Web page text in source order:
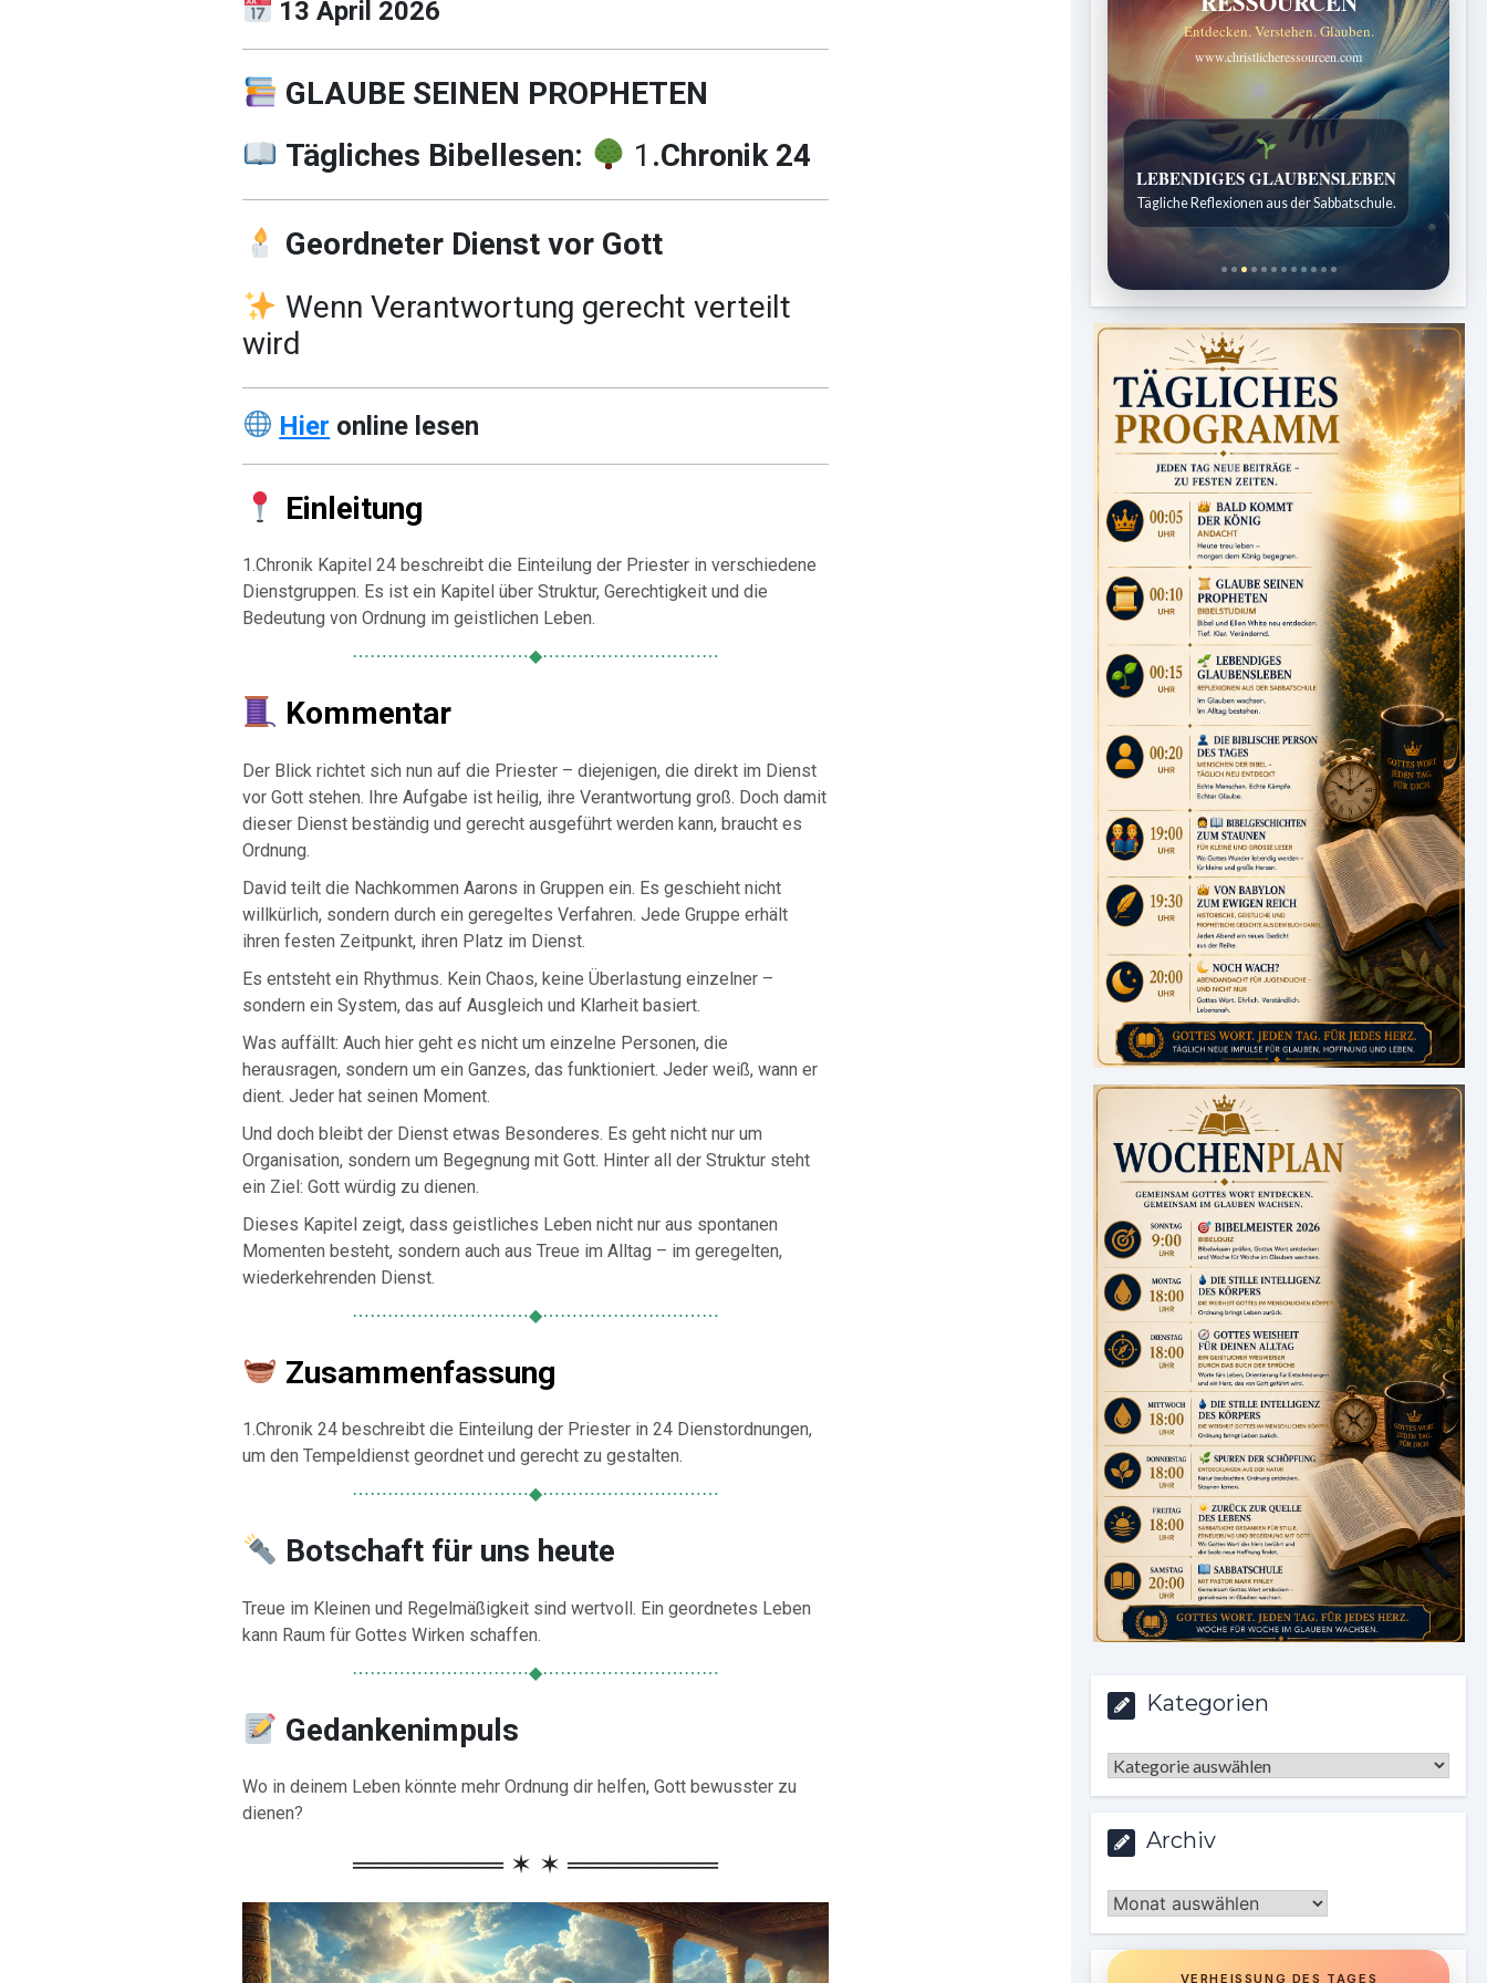
13 April 2026
GLAUBE SEINEN PROPHETEN
Tägliches Bibellesen:
1 .Chronik 24
Geordneter Dienst vor Gott
Wenn Verantwortung gerecht verteilt
wird
Hier online lesen
Einleitung
1.Chronik Kapitel 24 beschreibt die Einteilung der Priester in verschiedene
Dienstgruppen. Es ist ein Kapitel über Struktur, Gerechtigkeit und die
Bedeutung von Ordnung im geistlichen Leben.
⋯⋯⋯⋯⋯⋯⋯⋯⋯⋯◆⋯⋯⋯⋯⋯⋯⋯⋯⋯⋯
Kommentar
Der Blick richtet sich nun auf die Priester – diejenigen, die direkt im Dienst
vor Gott stehen. Ihre Aufgabe ist heilig, ihre Verantwortung groß. Doch damit
dieser Dienst beständig und gerecht ausgeführt werden kann, braucht es
Ordnung.
David teilt die Nachkommen Aarons in Gruppen ein. Es geschieht nicht
willkürlich, sondern durch ein geregeltes Verfahren. Jede Gruppe erhält
ihren festen Zeitpunkt, ihren Platz im Dienst.
Es entsteht ein Rhythmus. Kein Chaos, keine Überlastung einzelner –
sondern ein System, das auf Ausgleich und Klarheit basiert.
Was auffällt: Auch hier geht es nicht um einzelne Personen, die
herausragen, sondern um ein Ganzes, das funktioniert. Jeder weiß, wann er
dient. Jeder hat seinen Moment.
Und doch bleibt der Dienst etwas Besonderes. Es geht nicht nur um
Organisation, sondern um Begegnung mit Gott. Hinter all der Struktur steht
ein Ziel: Gott würdig zu dienen.
Dieses Kapitel zeigt, dass geistliches Leben nicht nur aus spontanen
Momenten besteht, sondern auch aus Treue im Alltag – im geregelten,
wiederkehrenden Dienst.
⋯⋯⋯⋯⋯⋯⋯⋯⋯⋯◆⋯⋯⋯⋯⋯⋯⋯⋯⋯⋯
Zusammenfassung
1.Chronik 24 beschreibt die Einteilung der Priester in 24 Dienstordnungen,
um den Tempeldienst geordnet und gerecht zu gestalten.
⋯⋯⋯⋯⋯⋯⋯⋯⋯⋯◆⋯⋯⋯⋯⋯⋯⋯⋯⋯⋯
Botschaft für uns heute
Treue im Kleinen und Regelmäßigkeit sind wertvoll. Ein geordnetes Leben
kann Raum für Gottes Wirken schaffen.
⋯⋯⋯⋯⋯⋯⋯⋯⋯⋯◆⋯⋯⋯⋯⋯⋯⋯⋯⋯⋯
Gedankenimpuls
Wo in deinem Leben könnte mehr Ordnung dir helfen, Gott bewusster zu
dienen?
════════ ✶ ✶ ════════
Entdecken. Verstehen. Glauben.
www.christlicheressourcen.com
LEBENDIGES GLAUBENSLEBEN
Tägliche Reflexionen aus der Sabbatschule.
Kategorien
Kategorien
Archiv
Archiv
VERHEISSUNG DES TAGES